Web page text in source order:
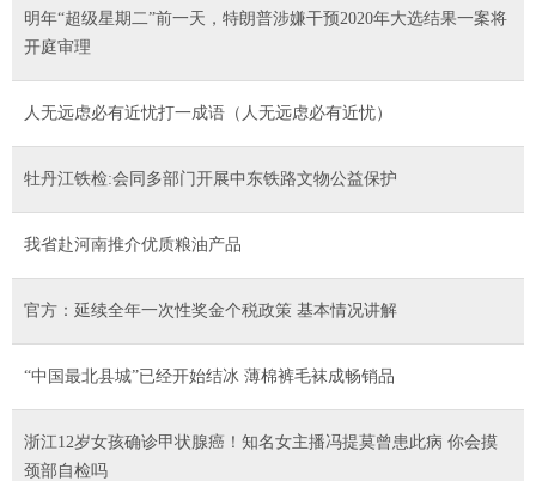
明年“超级星期二”前一天，特朗普涉嫌干预2020年大选结果一案将
开庭审理
人无远虑必有近忧打一成语（人无远虑必有近忧）
牡丹江铁检:会同多部门开展中东铁路文物公益保护
我省赴河南推介优质粮油产品
官方：延续全年一次性奖金个税政策 基本情况讲解
“中国最北县城”已经开始结冰 薄棉裤毛袜成畅销品
浙江12岁女孩确诊甲状腺癌！知名女主播冯提莫曾患此病 你会摸
颈部自检吗